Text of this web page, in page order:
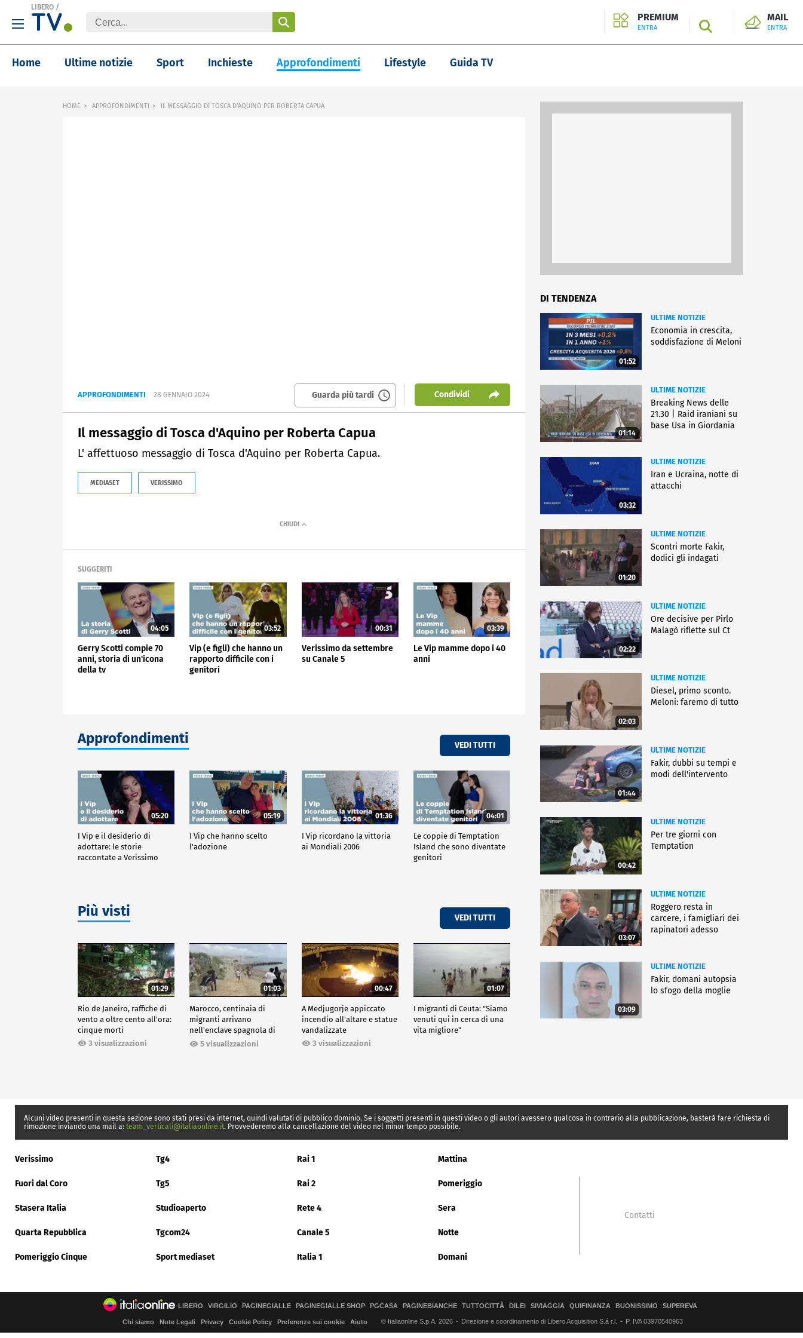
LIBERO /
PREMIUM
ENTRA SEARCH
MAIL
ENTRA
Home Ultime notizie Sport Inchieste Approfondimenti Lifestyle Guida TV
HOME APPROFONDIMENTI IL MESSAGGIO DI TOSCA D'AQUINO PER ROBERTA CAPUA
APPROFONDIMENTI 28 GENNAIO 2024 Guarda più tardi Condividi
Il messaggio di Tosca d'Aquino per Roberta Capua
L' affettuoso messaggio di Tosca d'Aquino per Roberta Capua.
MEDIASET VERISSIMO
SUGGERITI
04:05
Gerry Scotti compie 70
anni, storia di un'icona
della tv
03:52
Vip (e figli) che hanno un
rapporto difficile con i
genitori
00:31
Verissimo da settembre
su Canale 5
03:39
Le Vip mamme dopo i 40
anni
Approfondimenti VEDI TUTTI
05:20
I Vip e il desiderio di
adottare: le storie
raccontate a Verissimo
05:19
I Vip che hanno scelto
l'adozione
01:36
I Vip ricordano la vittoria
ai Mondiali 2006
04:01
Le coppie di Temptation
Island che sono diventate
genitori
Più visti VEDI TUTTI
01:29
Rio de Janeiro, raffiche di
vento a oltre cento all'ora:
cinque morti
3 visualizzazioni
01:03
Marocco, centinaia di
migranti arrivano
nell'enclave spagnola di
Ceuta5 visualizzazioni
00:47
A Medjugorje appiccato
incendio all'altare e statue
vandalizzate
3 visualizzazioni
01:07
I migranti di Ceuta: "Siamo
venuti qui in cerca di una
vita migliore"
DI TENDENZA
01:52
ULTIME NOTIZIE
Economia in crescita,
soddisfazione di Meloni
01:14
ULTIME NOTIZIE
Breaking News delle
21.30 | Raid iraniani su
base Usa in Giordania
03:32
ULTIME NOTIZIE
Iran e Ucraina, notte di
attacchi
01:20
ULTIME NOTIZIE
Scontri morte Fakir,
dodici gli indagati
02:22
ULTIME NOTIZIE
Ore decisive per Pirlo
Malagò riflette sul Ct
02:03
ULTIME NOTIZIE
Diesel, primo sconto.
Meloni: faremo di tutto
01:44
ULTIME NOTIZIE
Fakir, dubbi su tempi e
modi dell'intervento
00:42
ULTIME NOTIZIE
Per tre giorni con
Temptation
03:07
ULTIME NOTIZIE
Roggero resta in
carcere, i famigliari dei
rapinatori adesso
03:09
ULTIME NOTIZIE
Fakir, domani autopsia
lo sfogo della moglie
Alcuni video presenti in questa sezione sono stati presi da internet, quindi valutati di pubblico dominio. Se i soggetti presenti in questi video o gli autori avessero qualcosa in contrario alla pubblicazione, basterà fare richiesta di
rimozione inviando una mail a: team_verticali@italiaonline.it. Provvederemo alla cancellazione del video nel minor tempo possibile.
Verissimo Tg4 Rai 1 Mattina
Fuori dal Coro Tg5 Rai 2 Pomeriggio
Stasera Italia Studioaperto Rete 4 Sera
Quarta Repubblica Tgcom24 Canale 5 Notte
Pomeriggio Cinque Sport mediaset Italia 1 Domani
Contatti
LIBERO VIRGILIO PAGINEGIALLE PAGINEGIALLE SHOP PGCASA PAGINEBIANCHE TUTTOCITTÀ DILEI SIVIAGGIA QUIFINANZA BUONISSIMO SUPEREVA
Chi siamo Note Legali Privacy Cookie Policy Preferenze sui cookie Aiuto © Italiaonline S.p.A. 2026 Direzione e coordinamento di Libero Acquisition S.á r.l. P. IVA 03970540963